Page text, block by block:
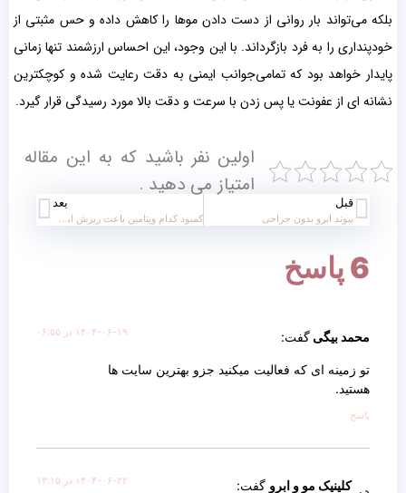
بلکه می‌تواند بار روانی از دست دادن موها را کاهش داده و حس مثبتی از
خودپنداری را به فرد بازگرداند. با این وجود، این احساس ارزشمند تنها زمانی
پایدار خواهد بود که تمامی‌جوانب ایمنی به دقت رعایت شده و کوچکترین
نشانه ای از عفونت یا پس زدن با سرعت و دقت بالا مورد رسیدگی قرار گیرد.
اولین نفر باشید که به این مقاله
امتیاز می دهید .
قبل
پیوند ابرو بدون جراحی
بعد
6 پاسخ
محمد بیگی گفت: ۱۴۰۴-۰۶-۱۹ در ۰۶:۵۵
تو زمینه ای که فعالیت میکنید جزو بهترین سایت ها
هستید.
پاسخ
کلینیک مو و ابرو گفت: ۱۴۰۴-۰۶-۲۲ در ۱۳:۱۵